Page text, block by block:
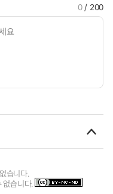
0/ 200
습니다.
없습니다.